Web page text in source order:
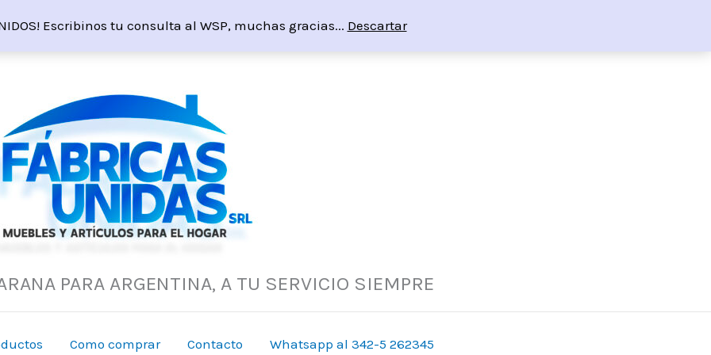
Escribinos tu consulta al WSP, muchas gracias... Descartar
PARA ARGENTINA, A TU SERVICIO SIEMPRE
Como comprar Contacto Whatsapp al 342-5 262345